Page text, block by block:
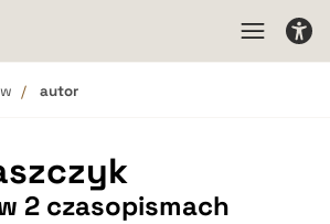
autor
2 czasopismach